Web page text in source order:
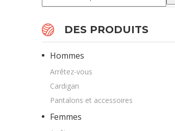
DES PRODUITS
Hommes
Arrêtez-vous
Cardigan
Pantalons et accessoires
Femmes